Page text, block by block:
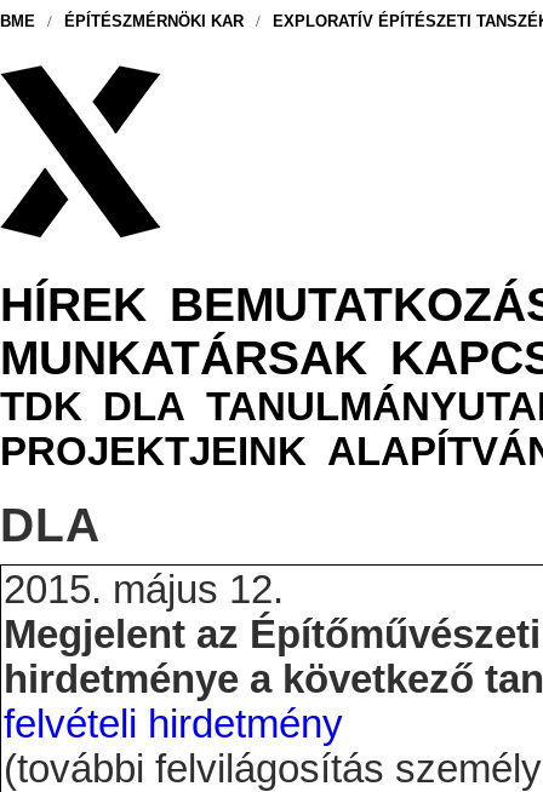
BME / ÉPÍTÉSZMÉRNÖKI KAR / EXPLORATÍV ÉPÍTÉSZETI
HÍREK
MUNKATÁRSAK
TDK DLA
PROJEKTJEINK
DLA
2015. május 12.
Megjelent az
hirdetménye a következő
felvételi hirdetmény
(további felvilágosítás